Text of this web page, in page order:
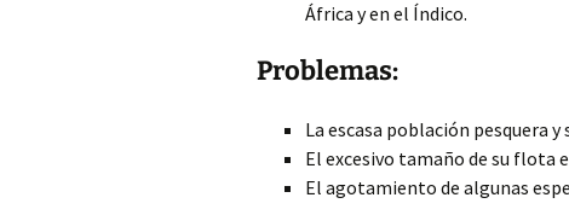
África y en el Índico.
Problemas:
La escasa población pesquera
El excesivo tamaño de su flota
El agotamiento de algunas